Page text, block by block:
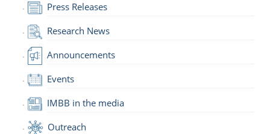
Press Releases
Research News
Announcements
Events
IMBB in the media
Outreach